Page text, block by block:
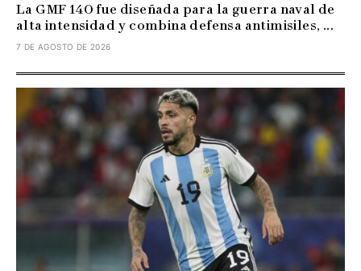
La GMF 140 fue diseñada para la guerra naval de
alta intensidad y combina defensa antimisiles, ...
7 DE AGOSTO DE 2026